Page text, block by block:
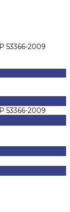
53366-2009
53366-2009